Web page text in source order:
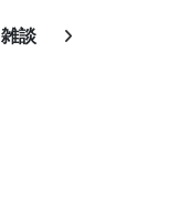
雑談